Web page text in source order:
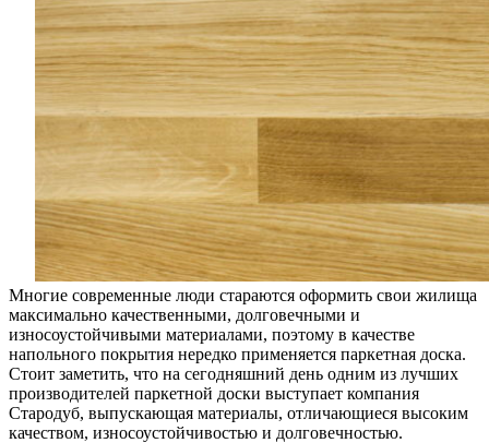
Многие современные люди стараются оформить свои жилища
максимально качественными, долговечными и
износоустойчивыми материалами, поэтому в качестве
напольного покрытия нередко применяется паркетная доска.
Стоит заметить, что на сегодняшний день одним из лучших
производителей паркетной доски выступает компания
Стародуб, выпускающая материалы, отличающиеся высоким
качеством, износоустойчивостью и долговечностью.